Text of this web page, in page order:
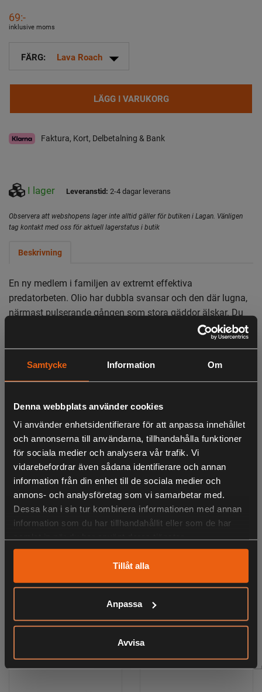
Samtycke Information Om
Denna webbplats använder cookies
Vi använder enhetsidentifierare för att anpassa innehållet
och annonserna till användarna, tillhandahålla funktioner
för sociala medier och analysera vår trafik. Vi
vidarebefordrar även sådana identifierare och annan
information från din enhet till de sociala medier och
annons- och analysföretag som vi samarbetar med.
Dessa kan i sin tur kombinera informationen med annan
information som du har tillhandahållit eller som de har
Tillåt alla
Anpassa
Avvisa
69:-
inklusive moms
FÄRG: Lava Roach arrow_drop_down
LÄGG I VARUKORG
Faktura, Kort, Delbetalning & Bank
I lager Leveranstid: 2-4 dagar leverans
Observera att webshopens lager inte alltid gäller för butiken i Lagan. Vänligen
tag kontakt med oss för aktuell lagerstatus i butik
Beskrivning
En ny medlem i familjen av extremt effektiva
predatorbeten. Olio har dubbla svansar och den där lugna,
närmast pulserande gången som stora gäddor älskar. Du
kan fiska den sömngångarlångsamt och den kommer ändå
18 centimeter, 55 gram och en rad riktigt klassiska storfisk-
färger. Du kan också rigga den med VMCs Mustache Rig
LIKNANDE PRODUKTER
KÖPS OFTA TILLSAMMANS
ANDRA HAR OCKSÅ TITTAT PÅ
RELATERADE PRODUKTER